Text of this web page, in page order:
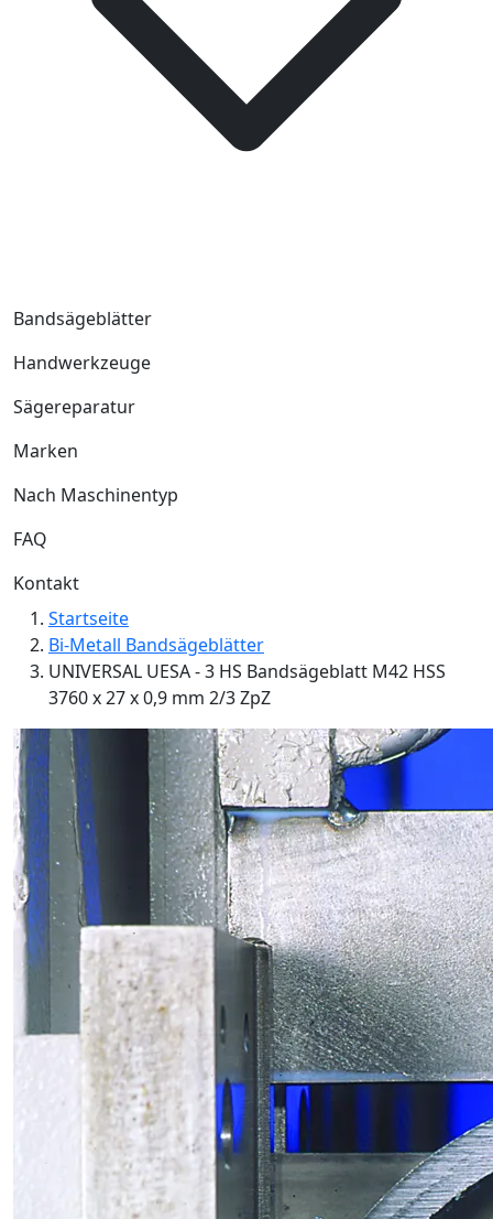
Bandsägeblätter
Handwerkzeuge
Sägereparatur
Marken
Nach Maschinentyp
FAQ
Kontakt
Startseite
Bi-Metall Bandsägeblätter
UNIVERSAL UESA - 3 HS Bandsägeblatt M42 HSS
3760 x 27 x 0,9 mm 2/3 ZpZ